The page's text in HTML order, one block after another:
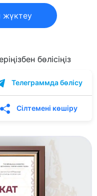
жүктеу
бөлісіңіз
Телеграммда бөлісу
Сілтемені көшіру